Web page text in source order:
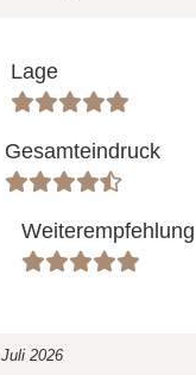
Lage
Gesamteindruck
Weiterempfehlung
Juli 2026